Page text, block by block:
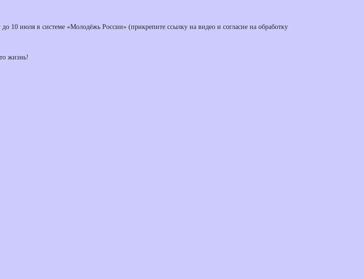
10 июля в системе «Молодёжь России» (прикрепите ссылку на видео и согласие на обработку
жизнь!